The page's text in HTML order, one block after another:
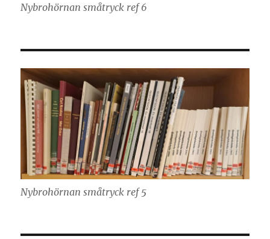
Nybrohörnan småtryck ref 6
Nybrohörnan småtryck ref 5